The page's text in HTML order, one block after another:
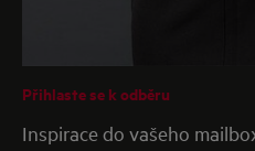
Přihlaste se k odběru
Inspirace do vašeho